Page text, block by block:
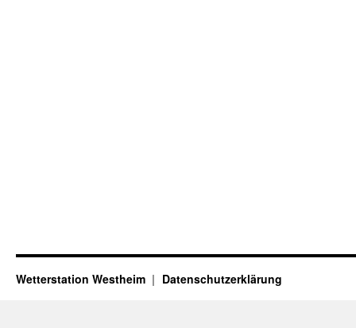
Wetterstation Westheim Datenschutzerklärung